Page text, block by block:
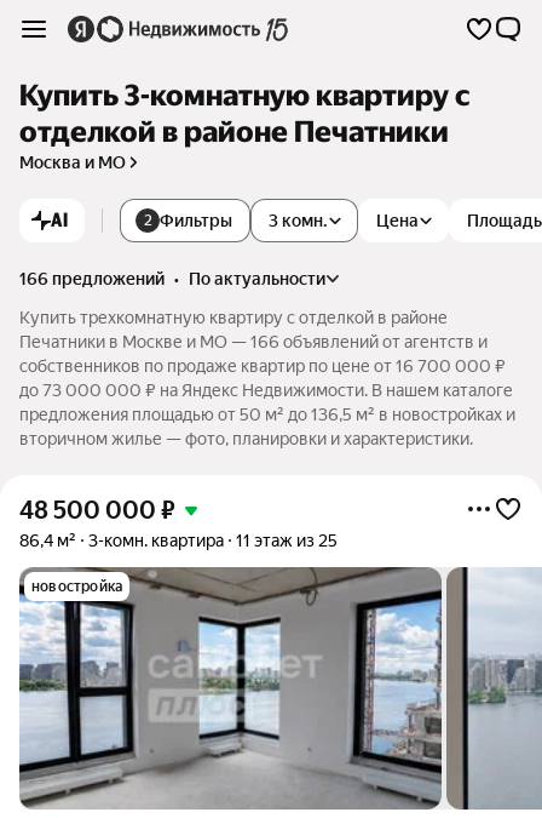
Купить 3-комнатную квартиру с
отделкой в районе Печатники
Москва и МО
AI 2 Фильтры 3 комн. Цена Площадь
166 предложений •
по актуальности
Купить трехкомнатную квартиру с отделкой в районе
Печатники в Москве и МО — 166 объявлений от агентств и
собственников по продаже квартир по цене от 16 700 000 ₽
до 73 000 000 ₽ на Яндекс Недвижимости. В нашем каталоге
предложения площадью от 50 м² до 136,5 м² в новостройках и
вторичном жилье — фото, планировки и характеристики.
48 500 000 ₽
86,4 м² 3-комн. квартира 11 этаж из 25
новостройка